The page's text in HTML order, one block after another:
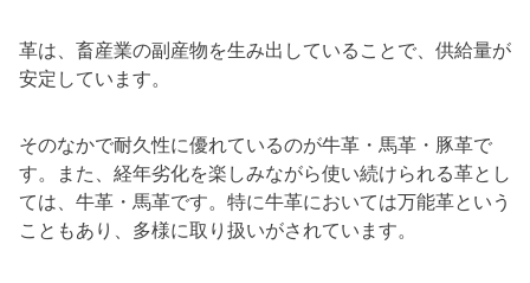
革は、畜産業の副産物を生み出していることで、供給量が
安定しています。
そのなかで耐久性に優れているのが牛革・馬革・豚革で
す。また、経年劣化を楽しみながら使い続けられる革とし
ては、牛革・馬革です。特に牛革においては万能革という
こともあり、多様に取り扱いがされています。